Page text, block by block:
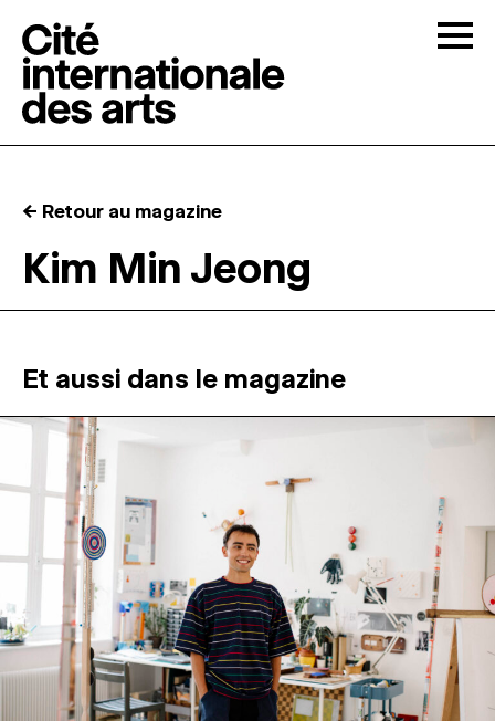
RÉSIDENCES ↓
ATELIERS OUVERTS
PROGRAMMATION
MAGAZINE
ESPACES DE PRATIQUE ARTISTIQUE ↓
Recherche
Connexion
← Retour au magazine
Kim Min Jeong
Et aussi dans le magazine